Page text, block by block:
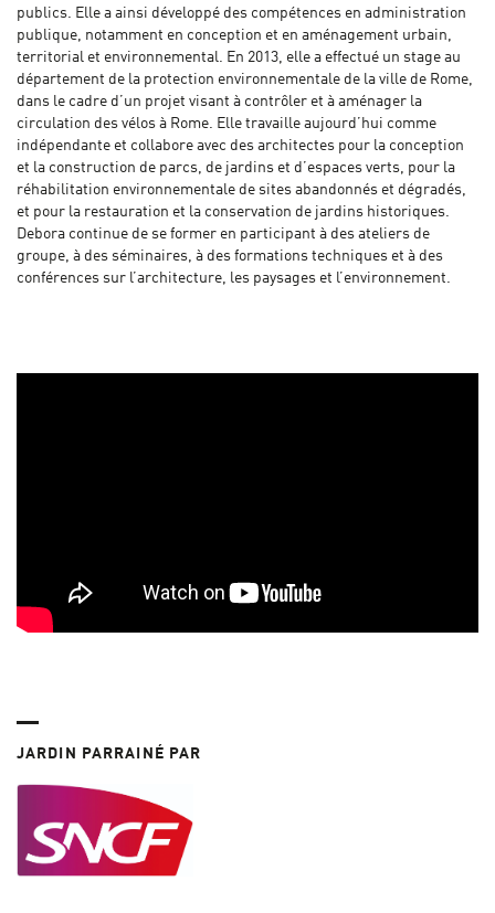
publics. Elle a ainsi développé des compétences en administration
publique, notamment en conception et en aménagement urbain,
territorial et environnemental. En 2013, elle a effectué un stage au
département de la protection environnementale de la ville de Rome,
dans le cadre d’un projet visant à contrôler et à aménager la
circulation des vélos à Rome. Elle travaille aujourd’hui comme
indépendante et collabore avec des architectes pour la conception
et la construction de parcs, de jardins et d’espaces verts, pour la
réhabilitation environnementale de sites abandonnés et dégradés,
et pour la restauration et la conservation de jardins historiques.
Debora continue de se former en participant à des ateliers de
groupe, à des séminaires, à des formations techniques et à des
conférences sur l’architecture, les paysages et l’environnement.
JARDIN PARRAINÉ PAR